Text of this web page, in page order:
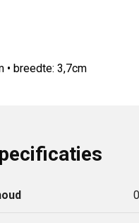
• breedte: 3,7cm